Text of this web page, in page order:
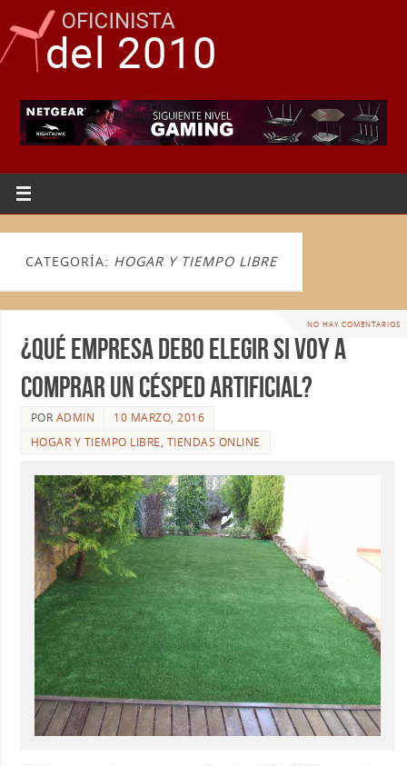
CATEGORÍA: HOGAR Y TIEMPO LIBRE
NO HAY COMENTARIOS
¿Qué empresa debo elegir si voy a
comprar un césped artificial?
POR ADMIN
10 MARZO, 2016
HOGAR Y TIEMPO LIBRE, TIENDAS ONLINE